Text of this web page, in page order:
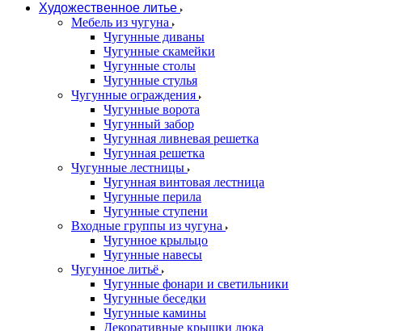
Художественное литье
Мебель из чугуна
Чугунные диваны
Чугунные скамейки
Чугунные столы
Чугунные стулья
Чугунные ограждения
Чугунные ворота
Чугунный забор
Чугунная ливневая решетка
Чугунная решетка
Чугунные лестницы
Чугунная винтовая лестница
Чугунные перила
Чугунные ступени
Входные группы из чугуна
Чугунное крыльцо
Чугунные навесы
Чугунное литьё
Чугунные фонари и светильники
Чугунные беседки
Чугунные камины
Декоративные крышки люка